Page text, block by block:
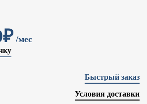
/мес
Быстрый заказ
Условия доставки